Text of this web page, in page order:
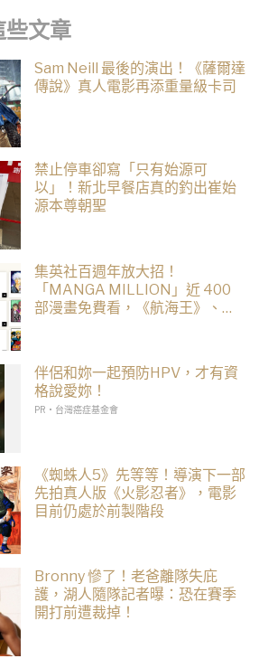
些文章
Sam Neill 最後的演出！《薩爾達
傳說》真人電影再添重量級卡司
禁止停車卻寫「只有始源可
以」！新北早餐店真的釣出崔始
源本尊朝聖
集英社百週年放大招！
「MANGA MILLION」近 400
部漫畫免費看，《航海王》、
伴侶和妳一起預防HPV，才有資
格說愛妳！
PR・台灣癌症基金會
《蜘蛛人5》先等等！導演下一部
先拍真人版《火影忍者》，電影
目前仍處於前製階段
Bronny 慘了！老爸離隊失庇
護，湖人隨隊記者曝：恐在賽季
開打前遭裁掉！